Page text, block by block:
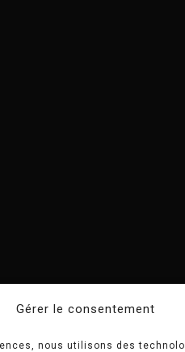
Gérer le consentement
nous utilisons des